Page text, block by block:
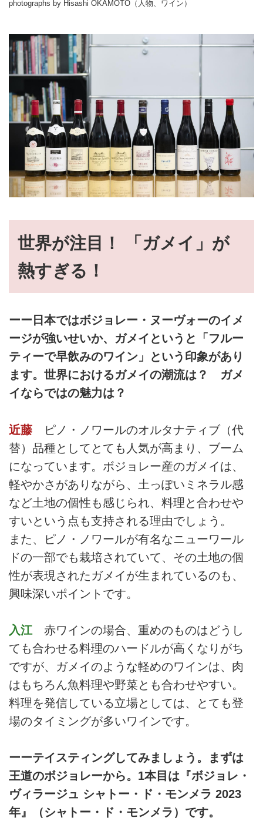
photographs by Hisashi OKAMOTO（人物、ワイン）
世界が注目！ 「ガメイ」が
熱すぎる！
ーー日本ではボジョレー・ヌーヴォーのイメ
ージが強いせいか、ガメイというと「フルー
ティーで早飲みのワイン」という印象があり
ます。世界におけるガメイの潮流は？ ガメ
イならではの魅力は？
近藤 ピノ・ノワールのオルタナティブ（代
替）品種としてとても人気が高まり、ブーム
になっています。ボジョレー産のガメイは、
軽やかさがありながら、土っぽいミネラル感
など土地の個性も感じられ、料理と合わせや
すいという点も支持される理由でしょう。
また、ピノ・ノワールが有名なニューワール
ドの一部でも栽培されていて、その土地の個
性が表現されたガメイが生まれているのも、
興味深いポイントです。
入江 赤ワインの場合、重めのものはどうし
ても合わせる料理のハードルが高くなりがち
ですが、ガメイのような軽めのワインは、肉
はもちろん魚料理や野菜とも合わせやすい。
料理を発信している立場としては、とても登
場のタイミングが多いワインです。
ーーテイスティングしてみましょう。まずは
王道のボジョレーから。1本目は『ボジョレ・
ヴィラージュ シャトー・ド・モンメラ 2023
年』（シャトー・ド・モンメラ）です。